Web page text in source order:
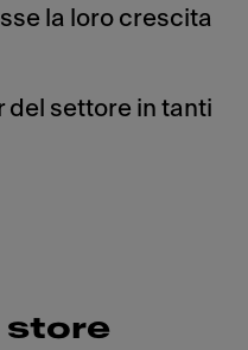
la loro crescita
del settore in tanti
store